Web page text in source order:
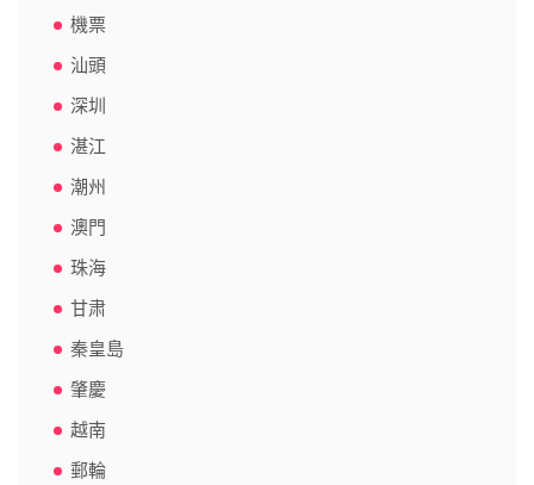
機票
汕頭
深圳
湛江
潮州
澳門
珠海
甘肃
秦皇島
肇慶
越南
郵輪